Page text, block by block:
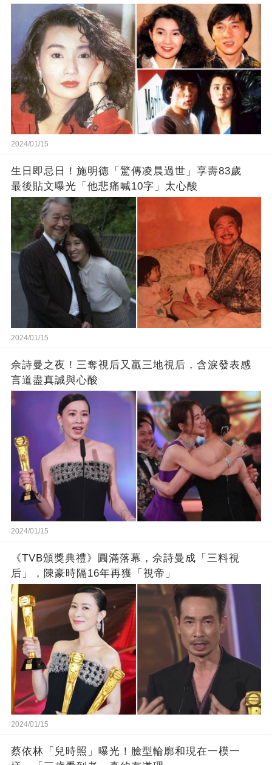
2024/01/15
生日即忌日！施明德「驚傳凌晨過世」享壽83歲
最後貼文曝光「他悲痛喊10字」太心酸
2024/01/15
佘詩曼之夜！三奪視后又贏三地視后，含淚發表感
言道盡真誠與心酸
2024/01/15
《TVB頒獎典禮》圓滿落幕，佘詩曼成「三料視
后」，陳豪時隔16年再獲「視帝」
2024/01/15
蔡依林「兒時照」曝光！臉型輪廓和現在一模一